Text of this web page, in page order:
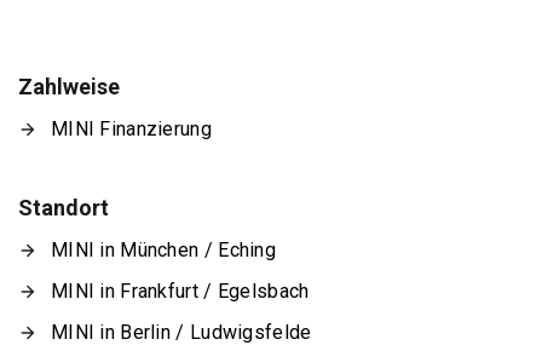
Zahlweise
MINI Finanzierung
Standort
MINI in München / Eching
MINI in Frankfurt / Egelsbach
MINI in Berlin / Ludwigsfelde